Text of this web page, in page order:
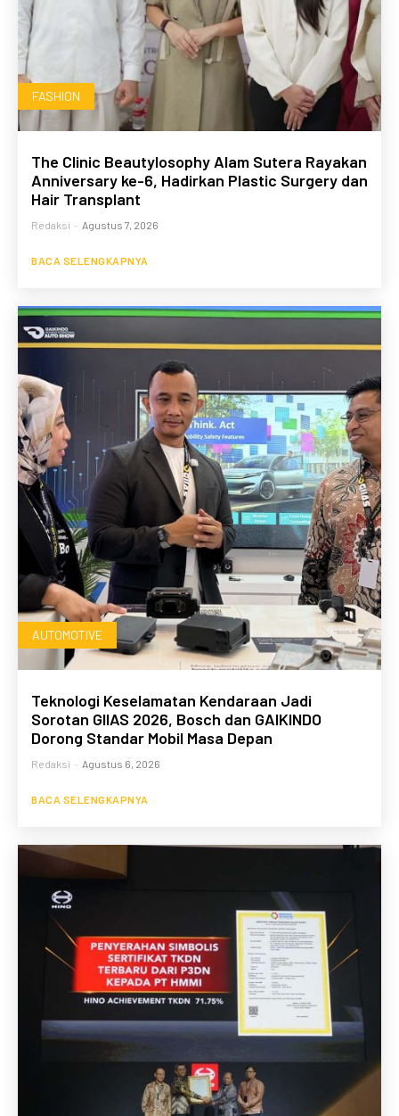
FASHION
The Clinic Beautylosophy Alam Sutera Rayakan
Anniversary ke-6, Hadirkan Plastic Surgery dan
Hair Transplant
Redaksi - Agustus 7, 2026
BACA SELENGKAPNYA
AUTOMOTIVE
Teknologi Keselamatan Kendaraan Jadi
Sorotan GIIAS 2026, Bosch dan GAIKINDO
Dorong Standar Mobil Masa Depan
Redaksi - Agustus 6, 2026
BACA SELENGKAPNYA